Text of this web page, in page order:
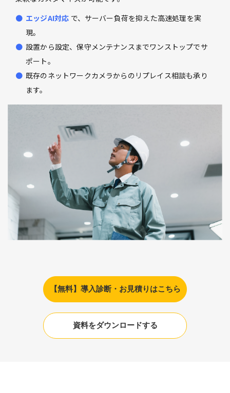
エッジAI対応 で、サーバー負荷を抑えた高速処理を実
現。
設置から設定、保守メンテナンスまでワンストップでサ
ポート。
既存のネットワークカメラからのリプレイス相談も承り
ます。
【無料】導入診断・お見積りはこちら
資料をダウンロードする